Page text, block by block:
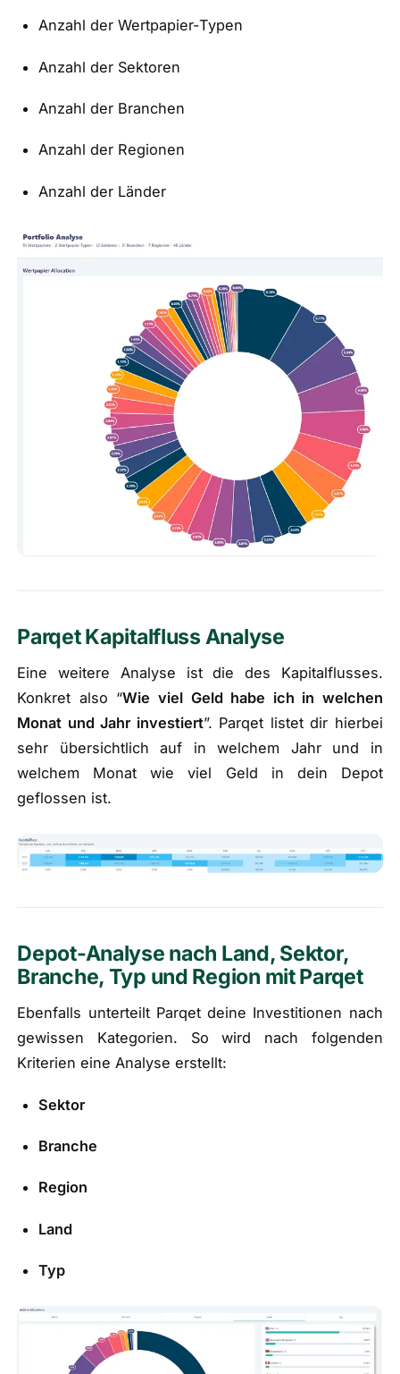
Anzahl der Wertpapier-Typen
Anzahl der Sektoren
Anzahl der Branchen
Anzahl der Regionen
Anzahl der Länder
Parqet Kapitalfluss Analyse
Eine weitere Analyse ist die des Kapitalflusses.
Konkret also “Wie viel Geld habe ich in welchen
Monat und Jahr investiert”. Parqet listet dir hierbei
sehr übersichtlich auf in welchem Jahr und in
welchem Monat wie viel Geld in dein Depot
geflossen ist.
Depot-Analyse nach Land, Sektor,
Branche, Typ und Region mit Parqet
Ebenfalls unterteilt Parqet deine Investitionen nach
gewissen Kategorien. So wird nach folgenden
Kriterien eine Analyse erstellt:
Sektor
Branche
Region
Land
Typ